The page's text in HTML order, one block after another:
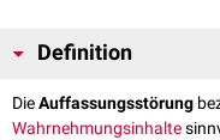
Definition
DieAuffassungsstörung
Wahrnehmungsinhalte